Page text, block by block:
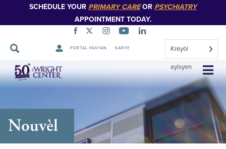
SCHEDULE YOUR PRIMARY CAREOR PSYCHIATRY
APPOINTMENT TODAY.
PORTAL PASYAN KARYE Kreyòl
ayisyen
Sote
Navigasyon
Nouvèl